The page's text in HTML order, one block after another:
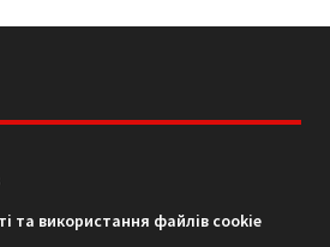
та використання файлів cookie